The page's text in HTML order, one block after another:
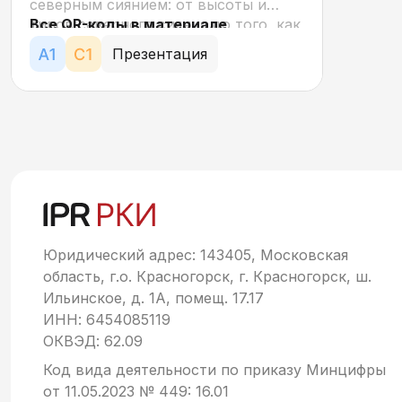
северным сиянием: от высоты и
типов северного сияния до того, как
оно произносится на разных языках
мира. Играем в игру "Правда-
Все QR-коды в материале
кликабельны.
Презентация
Юридический адрес: 143405, Московская
область, г.о. Красногорск, г. Красногорск, ш.
Ильинское, д. 1А, помещ. 17.17
ИНН: 6454085119
ОКВЭД: 62.09
Код вида деятельности по приказу Минцифры
от 11.05.2023 № 449: 16.01